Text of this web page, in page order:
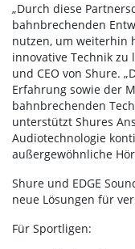
„Durch diese
bahnbrechenden
nutzen, um weiterhin
innovative Technik zu
und CEO von Shure.
Erfahrung sowie der
bahnbrechenden
unterstützt Shures
Audiotechnologie
außergewöhnliche
Shure und EDGE
neue Lösungen für
Für Sportligen: